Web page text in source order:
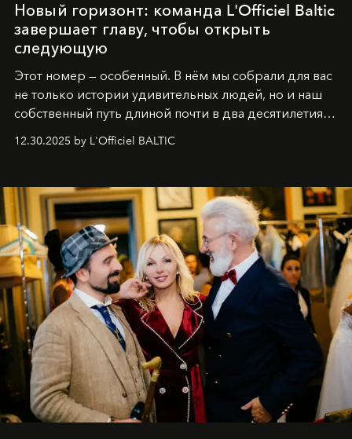
Новый горизонт: команда L'Officiel Baltic
завершает главу, чтобы открыть
следующую
Этот номер — особенный. В нём мы собрали для вас
не только истории удивительных людей, но и наш
собственный путь длиной почти в два десятилетия.
Вместо привычного подведения итогов мы от всей
души говорим спасибо каждому, кто был с нами все
самыми искренними пожеланиями и теплом, ваша
командаL’Officiel Baltic .
12.30.2025 by L'Officiel BALTIC